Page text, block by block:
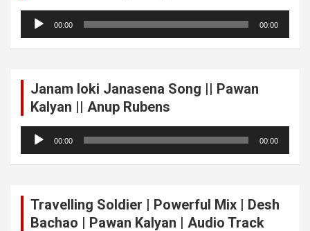
Audio
Player
00:00 00:00
Janam loki Janasena Song || Pawan
Kalyan || Anup Rubens
Audio
Player
00:00 00:00
Travelling Soldier | Powerful Mix | Desh
Bachao | Pawan Kalyan | Audio Track